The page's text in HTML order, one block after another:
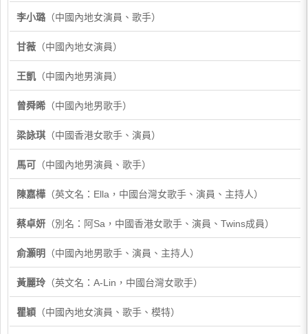
李小璐 （中國內地女演員、歌手）
甘薇 （中國內地女演員）
王凱 （中國內地男演員）
曾舜晞 （中國內地男歌手）
梁詠琪 （中國香港女歌手、演員）
馬可 （中國內地男演員、歌手）
陳嘉樺 （英文名：Ella，中國台灣女歌手、演員、主持人）
蔡卓妍 （別名：阿Sa，中國香港女歌手、演員、Twins成員）
俞灝明 （中國內地男歌手、演員、主持人）
黃麗玲 （英文名：A-Lin，中國台灣女歌手）
瞿穎 （中國內地女演員、歌手、模特）